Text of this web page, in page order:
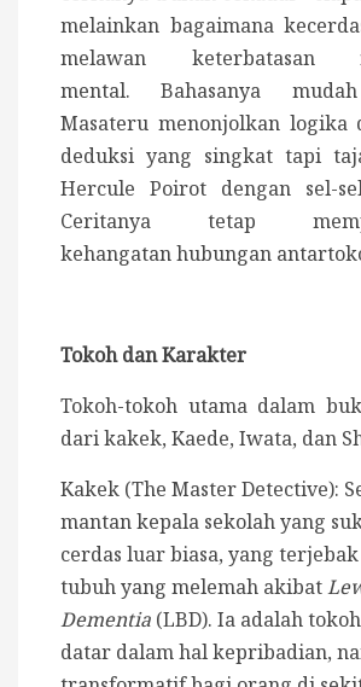
melainkan bagaimana
melawan
mental. Bahasanya
Masateru menonjolkan logika
deduksi yang singkat tapi
Hercule Poirot dengan sel-
Ceritanya tetap
kehangatan hubungan
Tokoh dan Karakter
Tokoh-tokoh utama dalam
dari kakek, Kaede, Iwata, dan
Kakek (The Master Detective):
mantan kepala sekolah yang
cerdas luar biasa, yang
tubuh yang melemah akibat
Dementia (LBD). Ia adalah
datar dalam hal kepribadian,